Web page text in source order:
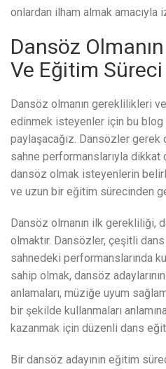
onlardan ilham almak amacıyla
Dansöz
Ve Eğitim Süreci
Dansöz olmanın gereklilikleri
edinmek isteyenler için bu blog
paylaşacağız. Dansözler
sahne performanslarıyla dikkat
dansöz olmak isteyenlerin
ve uzun bir eğitim sürecinden
Dansöz olmanın ilk gerekliliği,
olmaktır. Dansözler, çeşitli
sahnedeki performanslarında
sahip olmak, dansöz
anlamaları, müziğe uyum
bir şekilde kullanmaları
kazanmak için düzenli dans
Bir dansöz adayının eğitim